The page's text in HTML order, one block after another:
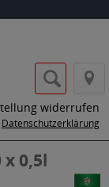
widerrufen
Datenschutzerklärung
0,5l